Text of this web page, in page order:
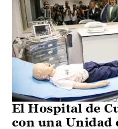
El Hospital de
con una Unidad